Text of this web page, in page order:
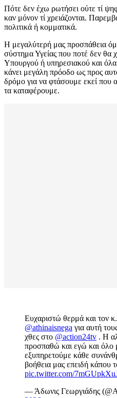
Πότε δεν έχω ρωτήσει ούτε τί
καν μόνον τί χρειάζονται.
πολιτικά ή κομματικά.
Η μεγαλύτερή μας προσπάθεια
σύστημα Υγείας που ποτέ δεν θα
Υπουργού ή υπηρεσιακού και
κάνει μεγάλη πρόοδο ως προς
δρόμο για να φτάσουμε εκεί που
τα καταφέρουμε.
Ευχαριστώ θερμά και τον
@athinaisnega για αυτή
χθες στο @action24tv . Η
προσπαθώ και εγώ και όλο
εξυπηρετούμε κάθε
βοήθεια μας επειδή
pic.twitter.com/
— Άδωνις Γεωργιάδης